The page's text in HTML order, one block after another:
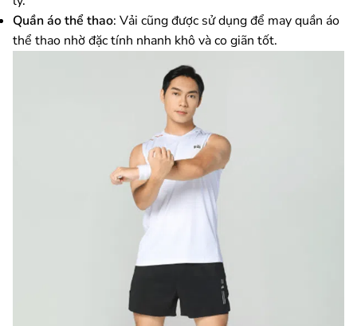
Quần áo thể thao: Vải cũng được sử dụng để may quần áo
thể thao nhờ đặc tính nhanh khô và co giãn tốt.